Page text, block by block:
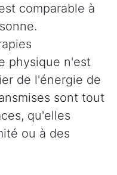
comparable à
physique n'est
de l'énergie de
sont tout
qu'elles
ou à des